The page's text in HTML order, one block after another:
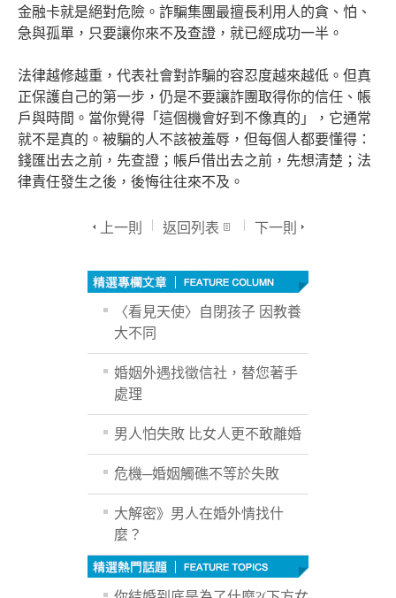
金融卡就是絕對危險。詐騙集團最擅長利用人的貪、怕、
急與孤單，只要讓你來不及查證，就已經成功一半。
法律越修越重，代表社會對詐騙的容忍度越來越低。但真
正保護自己的第一步，仍是不要讓詐團取得你的信任、帳
戶與時間。當你覺得「這個機會好到不像真的」，它通常
就不是真的。被騙的人不該被羞辱，但每個人都要懂得：
錢匯出去之前，先查證；帳戶借出去之前，先想清楚；法
律責任發生之後，後悔往往來不及。
上一則 返回列表 下一則
〈看見天使〉自閉孩子 因教養
大不同
婚姻外遇找徵信社，替您著手
處理
男人怕失敗 比女人更不敢離婚
危機─婚姻觸礁不等於失敗
大解密》男人在婚外情找什
麼？